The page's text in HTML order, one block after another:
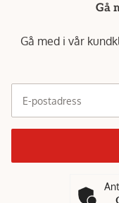
Gå
Gå med i vår
E-postadress